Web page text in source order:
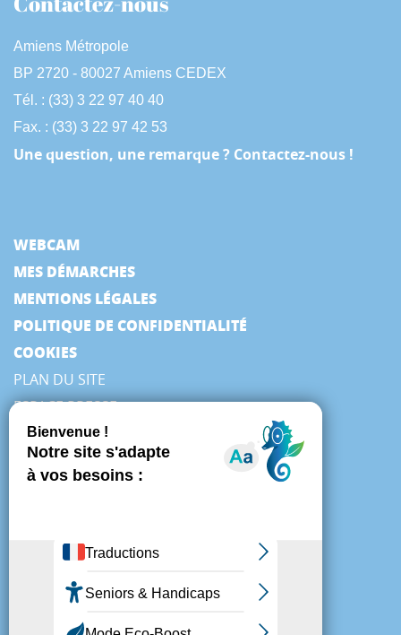
Amiens Métropole
BP 2720 - 80027 Amiens CEDEX
Tél. : (33) 3 22 97 40 40
Fax. : (33) 3 22 97 42 53
Une question, une remarque ? Contactez-nous !
WEBCAM
MES DÉMARCHES
MENTIONS LÉGALES
POLITIQUE DE CONFIDENTIALITÉ
COOKIES
PLAN DU SITE
ESPACE PRESSE